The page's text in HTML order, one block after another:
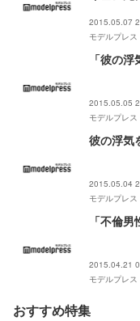
2015.05.07
モデルプレス
「彼の
2015.05.05
モデルプレス
彼の浮気
2015.05.04
モデルプレス
「不倫
2015.04.21
モデルプレス
おすすめ特集